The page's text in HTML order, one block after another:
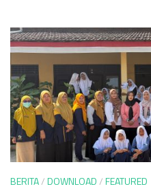
BERITA/DOWNLOAD/FEATURED